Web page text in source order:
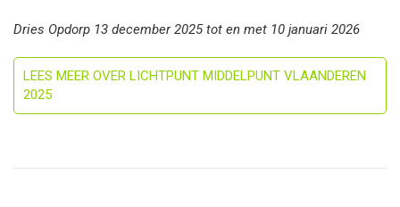
Dries Opdorp 13 december 2025 tot en met 10 januari 2026
LEES MEER OVER LICHTPUNT MIDDELPUNT VLAANDEREN
2025